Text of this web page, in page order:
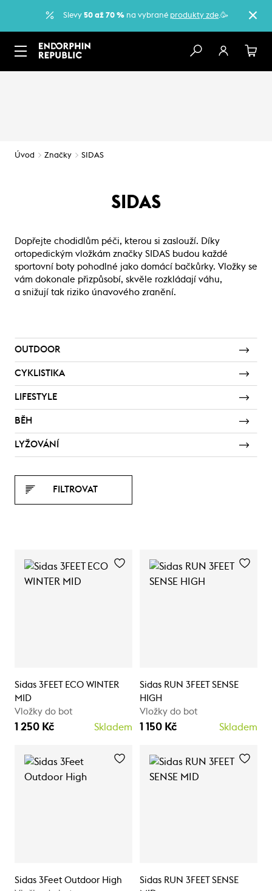
Slevy 50 až 70 % na vybrané produkty zde.🥳
Úvod Značky SIDAS
SIDAS
Dopřejte chodidlům péči, kterou si zaslouží. Díky
ortopedickým vložkám značky SIDAS budou každé
sportovní boty pohodlné jako domácí bačkůrky. Vložky se
vám dokonale přizpůsobí, skvěle rozkládají váhu,
a snižují tak riziko únavového zranění.
OUTDOOR
CYKLISTIKA
LIFESTYLE
BĚH
LYŽOVÁNÍ
FILTROVAT
Sidas 3FEET ECO WINTER
MID
Vložky do bot
1 250 Kč Skladem
Sidas RUN 3FEET SENSE
HIGH
Vložky do bot
1 150 Kč Skladem
Sidas 3Feet Outdoor High
Sidas RUN 3FEET SENSE